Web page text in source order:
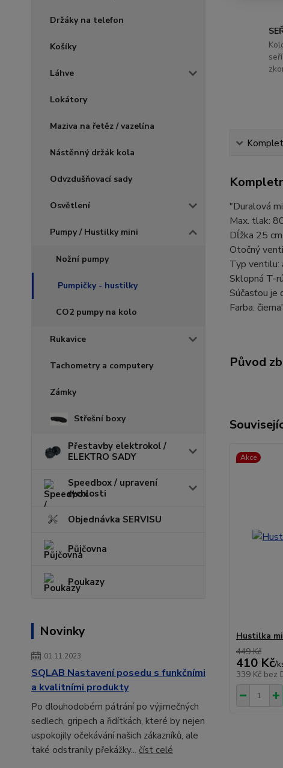
Držáky na telefon
Košíky
Láhve
Lokátory
Maziva na řetěz / vazelína
Nástěnný držák kola
Odvzdušňovací sady
Osvětlení
Pumpy / Hustilky mini
Nožní pumpy
Pumpičky - hustilky
CO2 pumpy na kolo
Rukavice
Tachometry a computery
Zámky
Střešní boxy
Přestavby elektrokol /
ELEKTRO SADY
Speedbox / upravení
rychlosti
Objednávka SERVISU
Půjčovna
Poukazy
Novinky
01.11.2023
SQLAB Nastavení posedu s funkčními
a kvalitními produkty
Po dlouhodobém pátrání po výjimečných
sedlech, gripech a řidítkách, které by nejen
uspokojily očekávání našich zákazníků, ale
také odstranily překážky... číst celé
"Duralová
Max. tlak:
Dĺžka 25 cm
Otočný
Typ ventilu:
Sklopná T-
Súčasťou je
Farba:
Původ
Akce
Hustilka
449 Kč
410 Kč/
339 Kč bez